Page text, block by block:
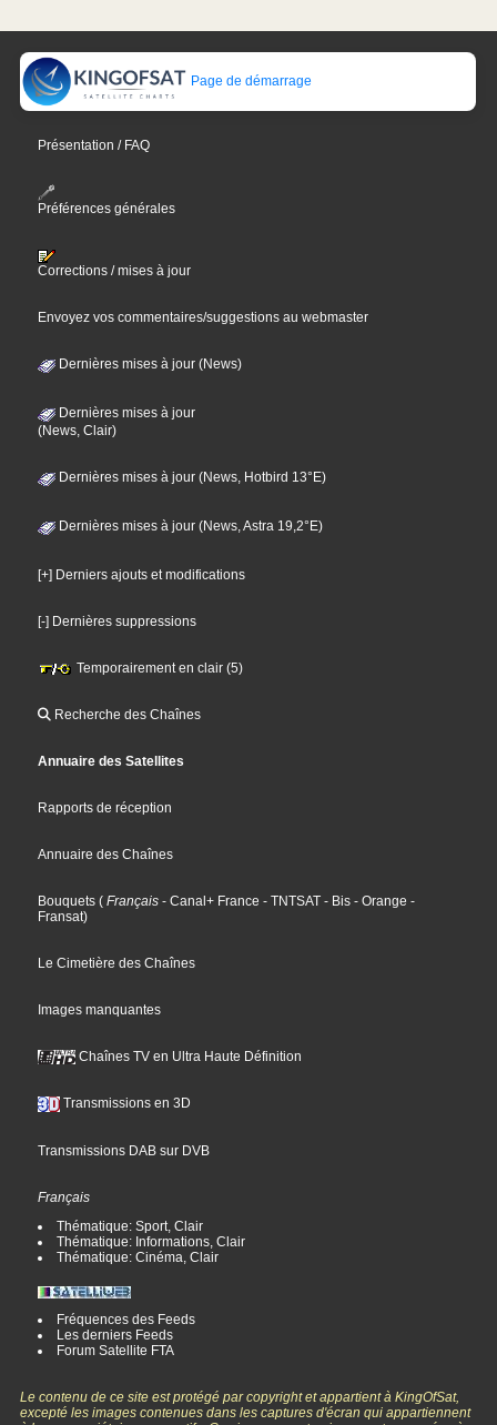
Page de démarrage
Présentation / FAQ
Préférences générales
Corrections / mises à jour
Envoyez vos commentaires/suggestions au webmaster
Dernières mises à jour (News)
Dernières mises à jour
(News, Clair)
Dernières mises à jour (News, Hotbird 13°E)
Dernières mises à jour (News, Astra 19,2°E)
[+] Derniers ajouts et modifications
[-] Dernières suppressions
Temporairement en clair (5)
Recherche des Chaînes
Annuaire des Satellites
Rapports de réception
Annuaire des Chaînes
Bouquets ( Français - Canal+ France - TNTSAT - Bis - Orange -
Fransat)
Le Cimetière des Chaînes
Images manquantes
Chaînes TV en Ultra Haute Définition
Transmissions en 3D
Transmissions DAB sur DVB
Français
Thématique: Sport, Clair
Thématique: Informations, Clair
Thématique: Cinéma, Clair
Fréquences des Feeds
Les derniers Feeds
Forum Satellite FTA
Le contenu de ce site est protégé par copyright et appartient à KingOfSat,
excepté les images contenues dans les captures d'écran qui appartiennent